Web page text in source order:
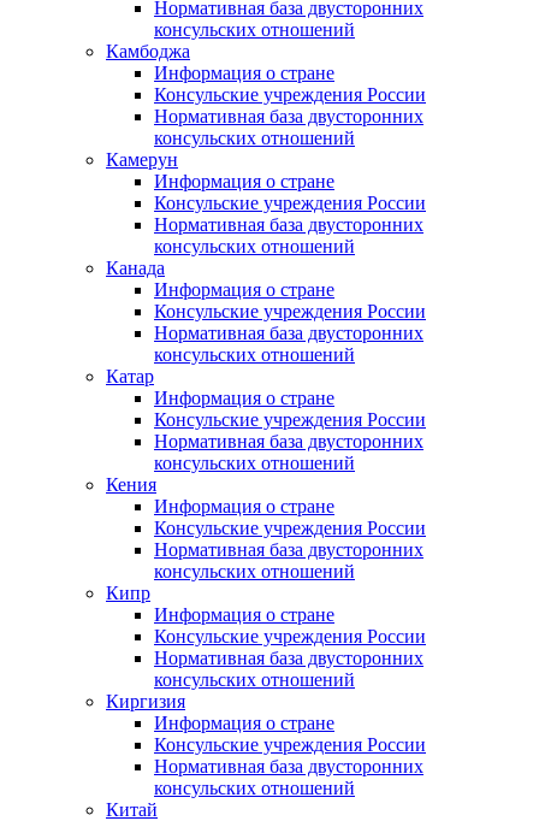
Нормативная база двусторонних
консульских отношений
Камбоджа
Информация о стране
Консульские учреждения России
Нормативная база двусторонних
консульских отношений
Камерун
Информация о стране
Консульские учреждения России
Нормативная база двусторонних
консульских отношений
Канада
Информация о стране
Консульские учреждения России
Нормативная база двусторонних
консульских отношений
Катар
Информация о стране
Консульские учреждения России
Нормативная база двусторонних
консульских отношений
Кения
Информация о стране
Консульские учреждения России
Нормативная база двусторонних
консульских отношений
Кипр
Информация о стране
Консульские учреждения России
Нормативная база двусторонних
консульских отношений
Киргизия
Информация о стране
Консульские учреждения России
Нормативная база двусторонних
консульских отношений
Китай